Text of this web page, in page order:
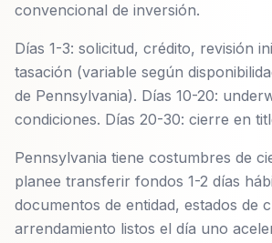
convencional de inversión.
Días 1-3: solicitud, crédito, revisión
tasación (variable según
de Pennsylvania). Días 10-20:
condiciones. Días 20-30: cierre en
Pennsylvania tiene costumbres de
planee transferir fondos 1-2 días
documentos de entidad, estados de
arrendamiento listos el día uno